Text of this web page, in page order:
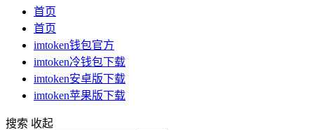
首页
首页
imtoken钱包官方
imtoken冷钱包下载
imtoken安卓版下载
imtoken苹果版下载
搜索 收起